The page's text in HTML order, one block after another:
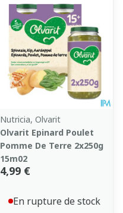
Nutricia, Olvarit
Olvarit Epinard Poulet
Pomme De Terre 2x250g
15m02
4,99 €
En rupture de stock